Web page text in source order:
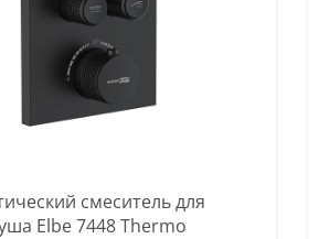
смеситель для
Elbe 7448 Thermo